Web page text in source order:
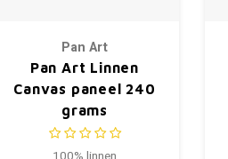
Pan Art
Pan Art Linnen
Canvas paneel 240
grams